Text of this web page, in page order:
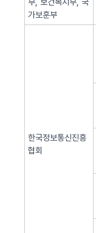
가보훈부
한국정보통신진흥
협회